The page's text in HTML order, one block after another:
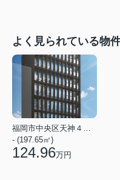
よく見られている物
- (197.65㎡)
124.96万円